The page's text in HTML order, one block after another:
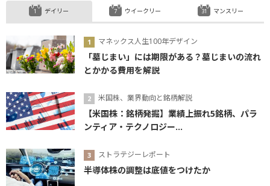
デイリー
マネックス人生100年デザイン
「墓じまい」には期限がある？墓じまいの流れ
とかかる費用を解説
米国株、業界動向と銘柄解説
【米国株：銘柄発掘】業績上振れ5銘柄、パラ
ンティア・テクノロジー...
ストラテジーレポート
半導体株の調整は底値をつけたか
ウイークリー マンスリー